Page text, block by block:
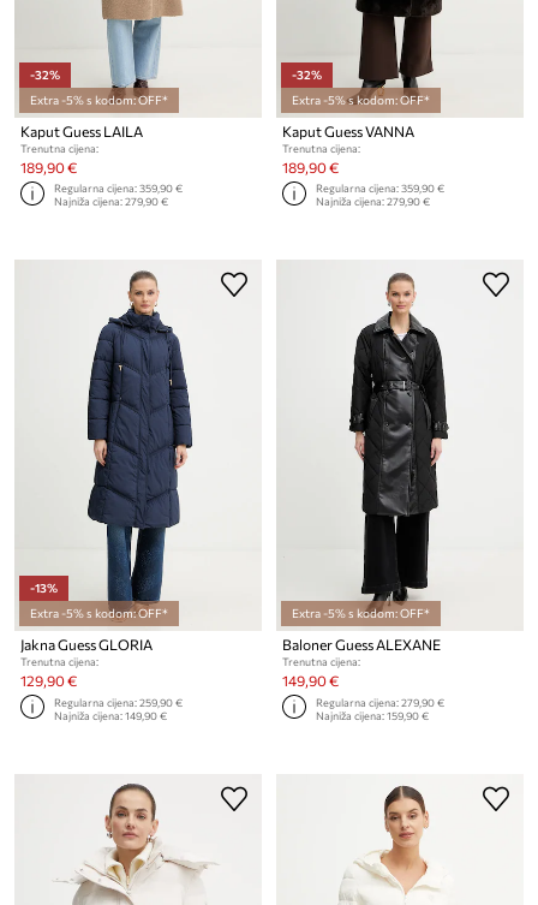
-32%
Extra -5% s kodom: OFF*
Kaput Guess LAILA
Trenutna cijena:
189,90 €
Regularna cijena:359,90 €
Najniža cijena:279,90 €
-32%
Extra -5% s kodom: OFF*
Kaput Guess VANNA
Trenutna cijena:
189,90 €
Regularna cijena:359,90 €
Najniža cijena:279,90 €
-13%
Extra -5% s kodom: OFF*
Jakna Guess GLORIA
Trenutna cijena:
129,90 €
Regularna cijena:259,90 €
Najniža cijena:149,90 €
Extra -5% s kodom: OFF*
Baloner Guess ALEXANE
Trenutna cijena:
149,90 €
Regularna cijena:279,90 €
Najniža cijena:159,90 €